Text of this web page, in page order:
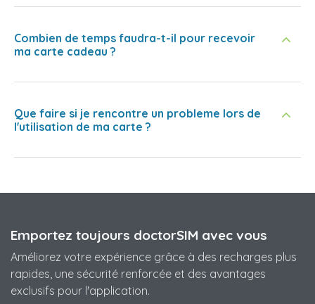
Combien de temps faudra-t-il pour recevoir
ma carte cadeau ?
Que faire si je rencontre un probleme lors de
l'utilisation de ma carte ?
Emportez toujours doctorSIM avec vous
Améliorez votre expérience grâce à des recharges plus
rapides, une sécurité renforcée et des avantages
exclusifs pour l'application.